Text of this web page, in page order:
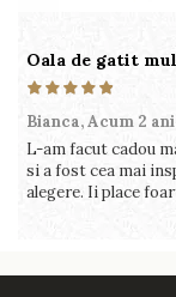
Bianca,Acum 2 ani
L-am facut cadou
si a fost cea mai
alegere. Ii place
gandesc serios sa